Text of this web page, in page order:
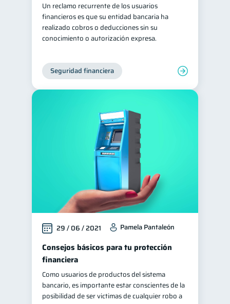
Un reclamo recurrente de los usuarios
financieros es que su entidad bancaria ha
realizado cobros o deducciones sin su
conocimiento o autorización expresa.
Seguridad financiera
29 / 06 / 2021 Pamela Pantaleón
Consejos básicos para tu protección
financiera
Como usuarios de productos del sistema
bancario, es importante estar conscientes de la
posibilidad de ser victimas de cualquier robo a